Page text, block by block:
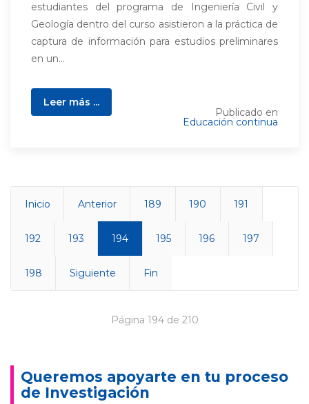
estudiantes del programa de Ingeniería Civil y
Geología dentro del curso asistieron a la práctica de
captura de información para estudios preliminares
en un...
Leer más ...
Publicado en
Educación continua
Inicio Anterior 189 190 191
192 193 194 195 196 197
198 Siguiente Fin
Página 194 de 210
Queremos apoyarte en tu proceso
de Investigación